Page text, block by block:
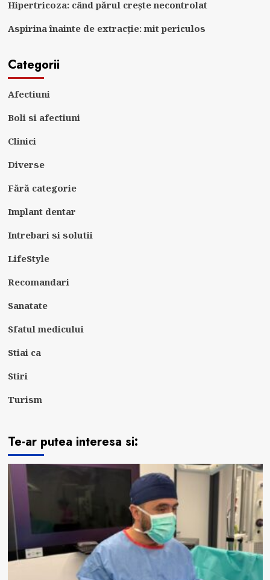
Hipertricoza: când părul crește necontrolat
Aspirina înainte de extracție: mit periculos
Categorii
Afectiuni
Boli si afectiuni
Clinici
Diverse
Fără categorie
Implant dentar
Intrebari si solutii
LifeStyle
Recomandari
Sanatate
Sfatul medicului
Stiai ca
Stiri
Turism
Te-ar putea interesa si: